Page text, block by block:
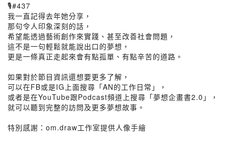
🎙️#437
我一直記得去年她分享，
那句令人印象深刻的話，
希望能透過藝術創作來實踐、甚至改善社會問題，
這不是一句輕鬆就能說出口的夢想，
更是一條真正走起來會有點孤單、有點辛苦的道路。
如果對於節目資訊還想要更多了解，
可以在FB或是IG上面搜尋「AN的工作日常」，
或者是在YouTube跟Podcast頻道上搜尋「夢想企畫書2.0」，
就可以聽到完整的訪問及更多夢想故事。
特別感謝：om.draw工作室提供人像手繪